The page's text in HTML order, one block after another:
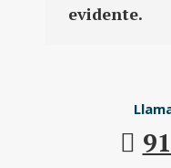
evidente.